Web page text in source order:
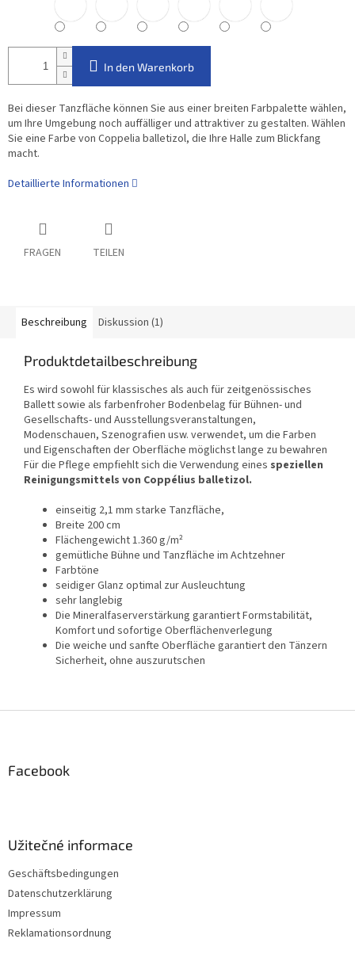
In den Warenkorb
Bei dieser Tanzfläche können Sie aus einer breiten Farbpalette wählen,
um Ihre Umgebung noch auffälliger und attraktiver zu gestalten. Wählen
Sie eine Farbe von Coppelia balletizol, die Ihre Halle zum Blickfang
macht.
Detaillierte Informationen
FRAGEN TEILEN
Beschreibung Diskussion (1)
Produktdetailbeschreibung
Es wird sowohl für klassisches als auch für zeitgenössisches
Ballett sowie als farbenfroher Bodenbelag für Bühnen- und
Gesellschafts- und Ausstellungsveranstaltungen,
Modenschauen, Szenografien usw. verwendet, um die Farben
und Eigenschaften der Oberfläche möglichst lange zu bewahren
Für die Pflege empfiehlt sich die Verwendung eines speziellen
Reinigungsmittels von Coppélius balletizol.
einseitig 2,1 mm starke Tanzfläche,
Breite 200 cm
Flächengewicht 1.360 g/m²
gemütliche Bühne und Tanzfläche im Achtzehner
Farbtöne
seidiger Glanz optimal zur Ausleuchtung
sehr langlebig
Die Mineralfaserverstärkung garantiert Formstabilität,
Komfort und sofortige Oberflächenverlegung
Die weiche und sanfte Oberfläche garantiert den Tänzern
Sicherheit, ohne auszurutschen
Facebook
Užitečné informace
Geschäftsbedingungen
Datenschutzerklärung
Impressum
Reklamationsordnung